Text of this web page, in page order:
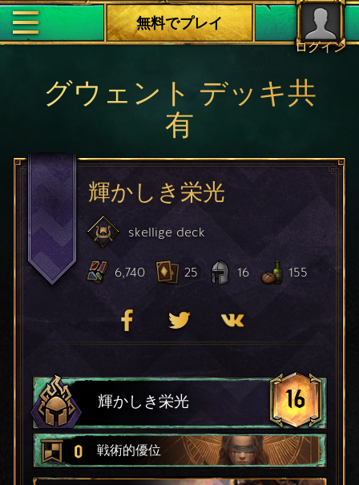
ログイン
無料でプレイ
グウェント デッキ共
有
輝かしき栄光
skellige deck
6,740 25 16 155
輝かしき栄光 16
0 戦術的優位